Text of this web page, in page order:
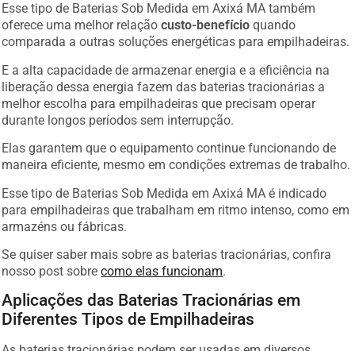
Esse tipo de Baterias Sob Medida em Axixá MA também
oferece uma melhor relaçãocusto-benefício quando
comparada a outras soluções energéticas para empilhadeiras.
E a alta capacidade de armazenar energia e a eficiência na
liberação dessa energia fazem das baterias tracionárias a
melhor escolha para empilhadeiras que precisam operar
durante longos períodos sem interrupção.
Elas garantem que o equipamento continue funcionando de
maneira eficiente, mesmo em condições extremas de trabalho.
Esse tipo de Baterias Sob Medida em Axixá MA é indicado
para empilhadeiras que trabalham em ritmo intenso, como em
armazéns ou fábricas.
Se quiser saber mais sobre as baterias tracionárias, confira
nosso post sobrecomo elas funcionam.
Aplicações das Baterias Tracionárias em
Diferentes Tipos de Empilhadeiras